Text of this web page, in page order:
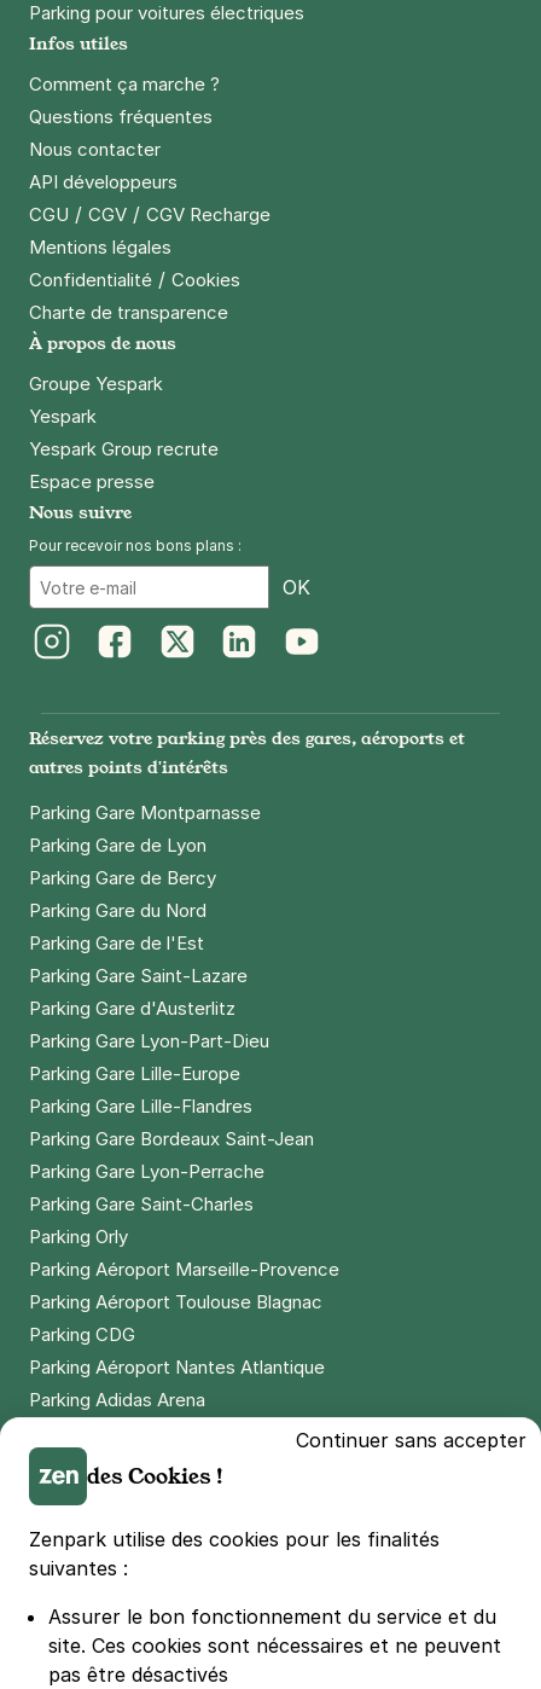
Parking pour voitures électriques
Infos utiles
Comment ça marche ?
Questions fréquentes
Nous contacter
API développeurs
CGU / CGV / CGV Recharge
Mentions légales
Confidentialité / Cookies
Charte de transparence
À propos de nous
Groupe Yespark
Yespark
Yespark Group recrute
Espace presse
Nous suivre
Pour recevoir nos bons plans :
OK
Réservez votre parking près des gares, aéroports et
autres points d'intérêts
Parking Gare Montparnasse
Parking Gare de Lyon
Parking Gare de Bercy
Parking Gare du Nord
Parking Gare de l'Est
Parking Gare Saint-Lazare
Parking Gare d'Austerlitz
Parking Gare Lyon-Part-Dieu
Parking Gare Lille-Europe
Parking Gare Lille-Flandres
Parking Gare Bordeaux Saint-Jean
Parking Gare Lyon-Perrache
Parking Gare Saint-Charles
Parking Orly
Parking Aéroport Marseille-Provence
Parking Aéroport Toulouse Blagnac
Parking CDG
Parking Aéroport Nantes Atlantique
Parking Adidas Arena
Parking LDLC Arena
Parking Stade Pierre Mauroy
Parking Groupama Stadium
Parking Vélodrome
Parking Bercy
Parking La Défense Arena
Continuer sans accepter
des Cookies !
Zenpark utilise des cookies pour les finalités
suivantes :
Assurer le bon fonctionnement du service et du
site. Ces cookies sont nécessaires et ne peuvent
pas être désactivés